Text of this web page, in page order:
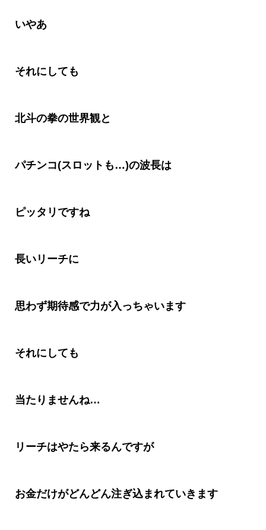
いやあ
それにしても
北斗の拳の世界観と
パチンコ(スロットも …)の波長は
ピッタリですね
長いリーチに
思わず期待感で力が入っちゃいます
それにしても
当たりませんね…
リーチはやたら来るんですが
お金だけがどんどん注ぎ込まれていきます